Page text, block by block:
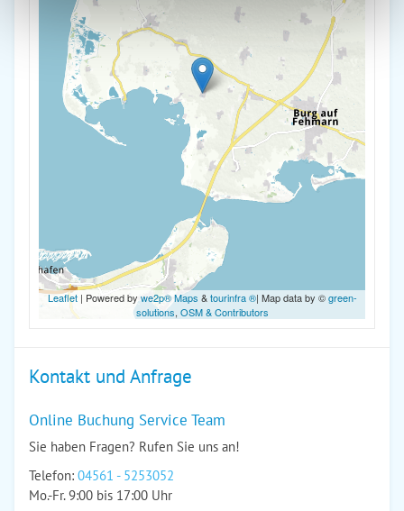
Leaflet| Powered bywe2p® Maps &tourinfra ®| Map data by ©green-
solutions, OSM & Contributors
Kontakt und Anfrage
Online Buchung Service Team
Sie haben Fragen? Rufen Sie uns an!
Telefon: 04561 - 5253052
Mo.-Fr. 9:00 bis 17:00 Uhr